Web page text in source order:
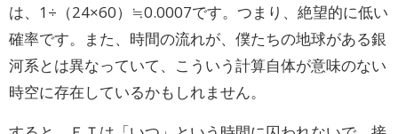
は、1÷（24×60）≒0.0007です。つまり、絶望的に低い
確率です。また、時間の流れが、僕たちの地球がある銀
河系とは異なっていて、こういう計算自体が意味のない
時空に存在しているかもしれません。